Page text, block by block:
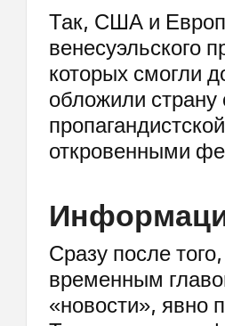
Так, США и
венесуэльского
которых смогли
обложили страну
откровенными
Сразу после
временным
«новости», явно